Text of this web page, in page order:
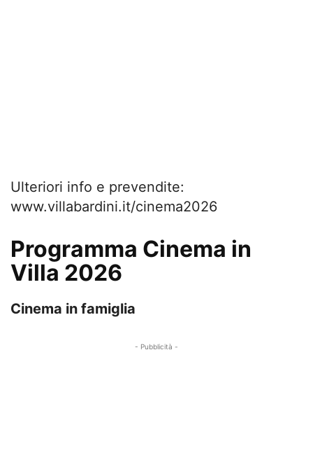
Ulteriori info e prevendite:
www.villabardini.it/cinema2026
Programma Cinema in
Villa 2026
Cinema in famiglia
- Pubblicità -